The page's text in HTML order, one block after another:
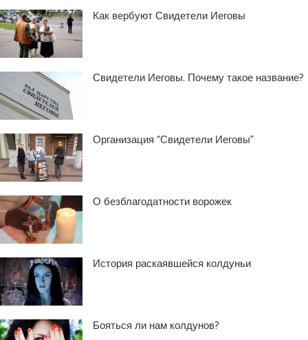
Как вербуют Свидетели Иеговы
Свидетели Иеговы. Почему такое название?
Организация “Свидетели Иеговы”
О безблагодатности ворожек
История раскаявшейся колдуньи
Бояться ли нам колдунов?